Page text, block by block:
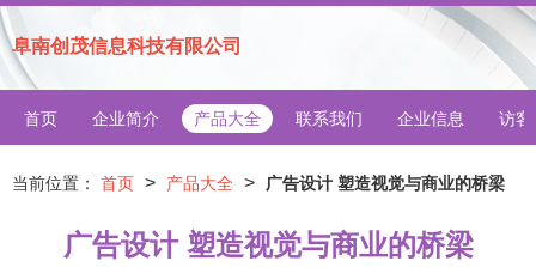
阜南创茂信息科技有限公司
首页 企业简介 产品大全 联系我们 企业信息 访客
当前位置： 首页 > 产品大全 > 广告设计 塑造视觉与商业的桥梁
广告设计 塑造视觉与商业的桥梁